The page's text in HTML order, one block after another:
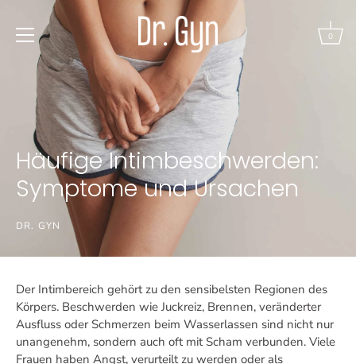
zum
Inhalt
0
Häufige Intimbeschwerden:
Symptome und Ursachen
DR. GYN
Der Intimbereich gehört zu den sensibelsten Regionen des
Körpers. Beschwerden wie Juckreiz, Brennen, veränderter
Ausfluss oder Schmerzen beim Wasserlassen sind nicht nur
unangenehm, sondern auch oft mit Scham verbunden. Viele
Frauen haben Angst, verurteilt zu werden oder als